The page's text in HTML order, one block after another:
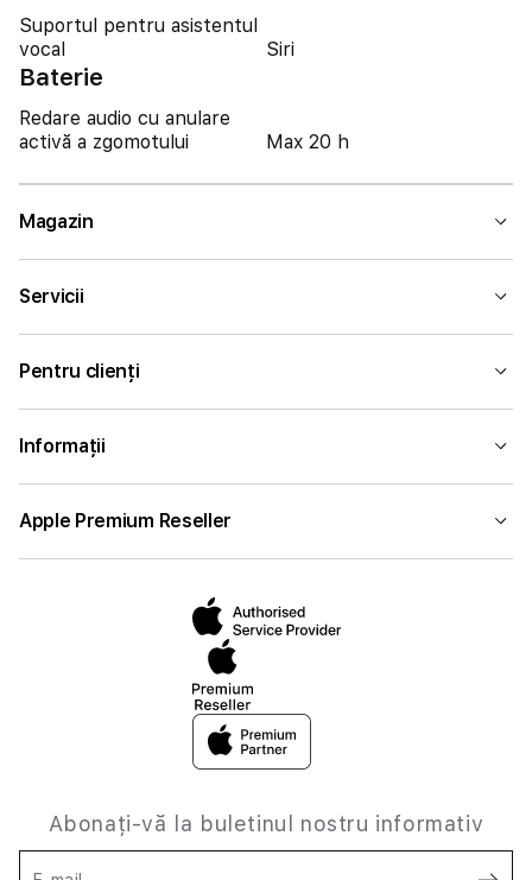
Suportul pentru asistentul
vocal
Siri
Baterie
Redare audio cu anulare
activă a zgomotului
Max 20 h
Magazin
Servicii
Pentru clienți
Informații
Apple Premium Reseller
Abonați-vă la buletinul nostru informativ